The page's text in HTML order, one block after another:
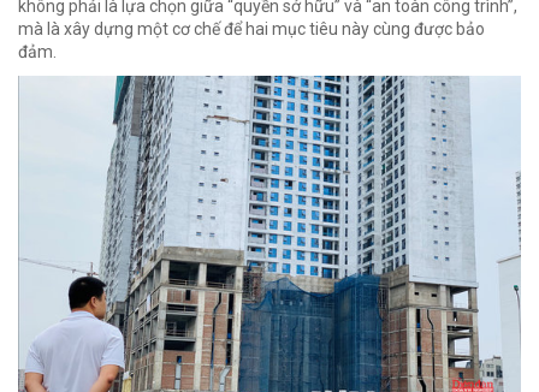
không phải là lựa chọn giữa “quyền sở hữu” và “an toàn công trình”,
mà là xây dựng một cơ chế để hai mục tiêu này cùng được bảo
đảm.